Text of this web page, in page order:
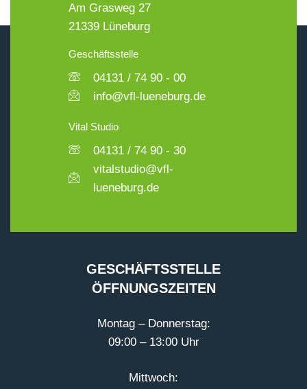
Am Grasweg 27
21339 Lüneburg
Geschäftsstelle
04131 / 74 90 - 00
info@vfl-lueneburg.de
Vital Studio
04131 / 74 90 - 30
vitalstudio@vfl-
lueneburg.de
GESCHÄFTSSTELLE
ÖFFNUNGSZEITEN
Montag – Donnerstag:
09:00 – 13:00 Uhr
Mittwoch: